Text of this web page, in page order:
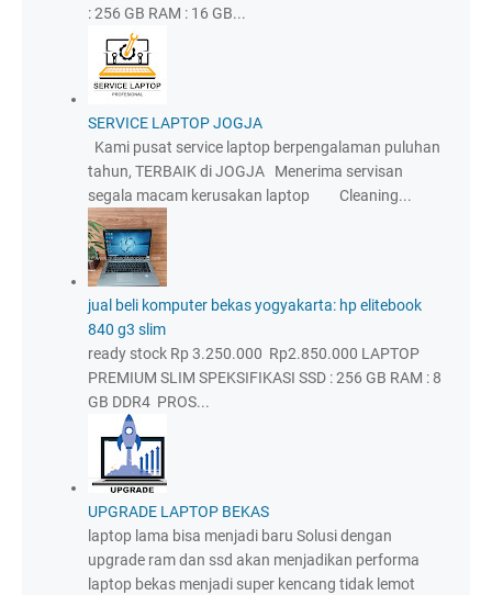
: 256 GB RAM : 16 GB...
SERVICE LAPTOP JOGJA
Kami pusat service laptop berpengalaman puluhan
tahun, TERBAIK di JOGJA Menerima servisan
segala macam kerusakan laptop Cleaning...
jual beli komputer bekas yogyakarta: hp elitebook
840 g3 slim
ready stock Rp 3.250.000 Rp2.850.000 LAPTOP
PREMIUM SLIM SPEKSIFIKASI SSD : 256 GB RAM : 8
GB DDR4 PROS...
UPGRADE LAPTOP BEKAS
laptop lama bisa menjadi baru Solusi dengan
upgrade ram dan ssd akan menjadikan performa
laptop bekas menjadi super kencang tidak lemot